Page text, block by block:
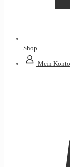
Shop
Mein Konto